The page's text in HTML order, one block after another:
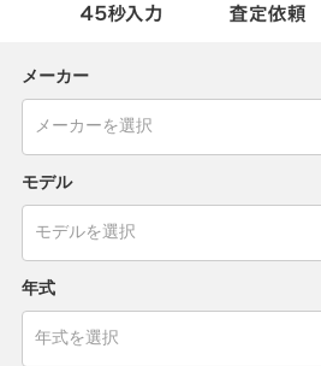
メーカー
モデル
年式